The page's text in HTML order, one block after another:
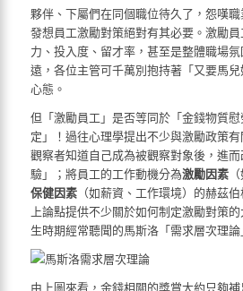
夥伴、下屬們在同個職位待久了，怨嘆
發想員工激勵對策絕對有其必要。激勵
力、投入度、留才率，甚至是整體職場
遠，各位主管可千萬別抱持著「又要馬
心態。
但「激勵員工」是否等同於「金錢物質
定」！過往心理學提出不少與激勵政策
觀察者知道自己成為被觀察對象後，進
驗」；將員工的工作動機分為激勵因素（
保健因素（如薪資、工作環境）的赫茲
上論點提供不少關於如何制定激勵對策
生時期經常聽聞的馬斯洛「需求層次理論
由上圖來看，金錢相關的獎賞大約只夠